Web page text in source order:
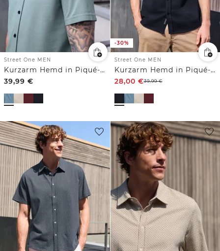
Street One MEN
Kurzarm Hemd in Piqué-Qualität
39,99 €
-30%
Street One MEN
Kurzarm Hemd in Piqué-Qualität
28,00 €39,99€